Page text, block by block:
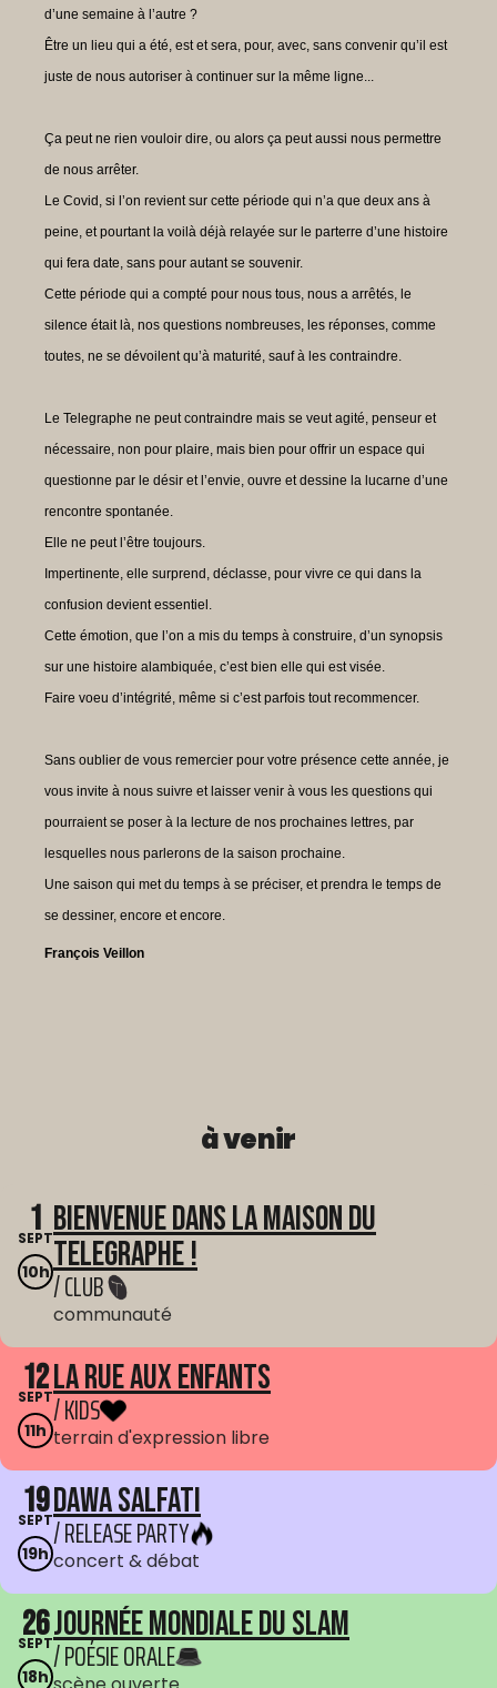
d’une semaine à l’autre ?
Être un lieu qui a été, est et sera, pour, avec, sans convenir qu’il est
juste de nous autoriser à continuer sur la même ligne...
Ça peut ne rien vouloir dire, ou alors ça peut aussi nous permettre
de nous arrêter.
Le Covid, si l’on revient sur cette période qui n’a que deux ans à
peine, et pourtant la voilà déjà relayée sur le parterre d’une histoire
qui fera date, sans pour autant se souvenir.
Cette période qui a compté pour nous tous, nous a arrêtés, le
silence était là, nos questions nombreuses, les réponses, comme
toutes, ne se dévoilent qu’à maturité, sauf à les contraindre.
Le Telegraphe ne peut contraindre mais se veut agité, penseur et
nécessaire, non pour plaire, mais bien pour offrir un espace qui
questionne par le désir et l’envie, ouvre et dessine la lucarne d’une
rencontre spontanée.
Elle ne peut l’être toujours.
Impertinente, elle surprend, déclasse, pour vivre ce qui dans la
confusion devient essentiel.
Cette émotion, que l’on a mis du temps à construire, d’un synopsis
sur une histoire alambiquée, c’est bien elle qui est visée.
Faire voeu d’intégrité, même si c’est parfois tout recommencer.
Sans oublier de vous remercier pour votre présence cette année, je
vous invite à nous suivre et laisser venir à vous les questions qui
pourraient se poser à la lecture de nos prochaines lettres, par
lesquelles nous parlerons de la saison prochaine.
Une saison qui met du temps à se préciser, et prendra le temps de
se dessiner, encore et encore.
François Veillon
à venir
1
SEPT
10h
Bienvenue dans La Maison du
Telegraphe !
/ CLUB
communauté
12
SEPT
11h
La Rue aux enfants
/ KIDS
terrain d'expression libre
19
SEPT
19h
Dawa Salfati
/ RELEASE PARTY
concert & débat
26
SEPT
18h
Journée mondiale du Slam
/ POÉSIE ORALE